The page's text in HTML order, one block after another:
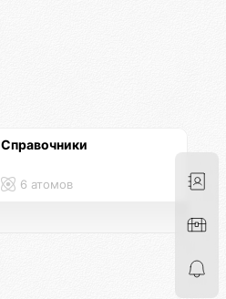
Справочники
6 атомов